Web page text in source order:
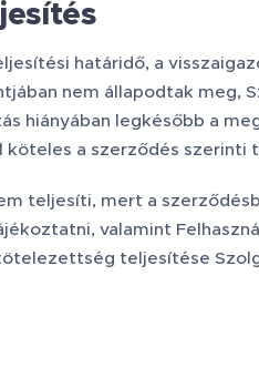
határidő, a
nem állapodtak meg,
hiányában legkésőbb a
a szerződés szerinti
teljesíti, mert a
valamint
teljesítése